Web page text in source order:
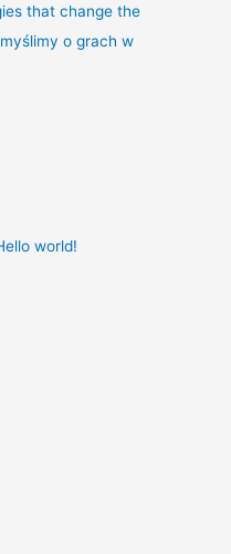
that change the
o grach w
world!